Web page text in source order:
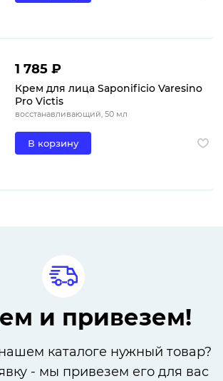
1 785 ₽
Крем для лица Saponificio Varesino
Pro Victis
восстанавливающий, 50 мл
В корзину
и привезем!
каталоге нужный товар?
- мы привезем его для вас